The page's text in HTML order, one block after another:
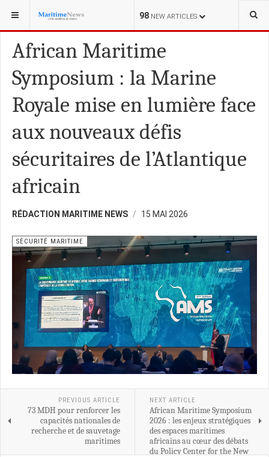
98 NEW ARTICLES
VOUS ÊTES ICI : MARINE MILITAIRE
African Maritime
Symposium : la Marine
Royale mise en lumière face
aux nouveaux défis
sécuritaires de l’Atlantique
africain
RÉDACTION MARITIME NEWS 15 MAI 2026
SÉCURITÉ MARITIME
PREVIOUS ARTICLE
73 MDH pour renforcer les
capacités nationales de
recherche et de sauvetage
maritimes
NEXT ARTICLE
African Maritime Symposium
2026 : les enjeux stratégiques
des espaces maritimes
africains au cœur des débats
du Policy Center for the New